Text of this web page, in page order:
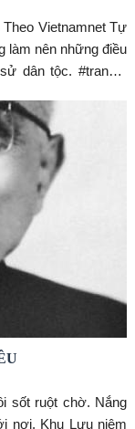
làm nên những điều
dân tộc. #trangtv
sốt ruột chờ. Nắng
nơi. Khu Lưu niệm